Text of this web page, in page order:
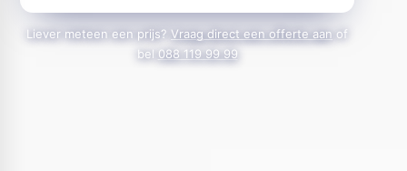
Liever meteen een prijs? Vraag direct een offerte aan of
bel 088 119 99 99